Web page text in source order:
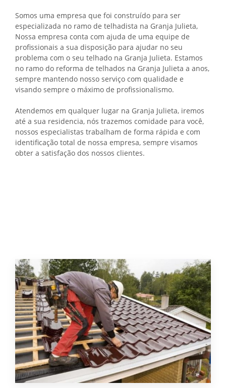
Somos uma empresa que foi construído para ser
especializada no ramo de telhadista na Granja Julieta,
Nossa empresa conta com ajuda de uma equipe de
profissionais a sua disposição para ajudar no seu
problema com o seu telhado na Granja Julieta. Estamos
no ramo do reforma de telhados na Granja Julieta a anos,
sempre mantendo nosso serviço com qualidade e
visando sempre o máximo de profissionalismo.
Atendemos em qualquer lugar na Granja Julieta, iremos
até a sua residencia, nós trazemos comidade para você,
nossos especialistas trabalham de forma rápida e com
identificação total de nossa empresa, sempre visamos
obter a satisfação dos nossos clientes.